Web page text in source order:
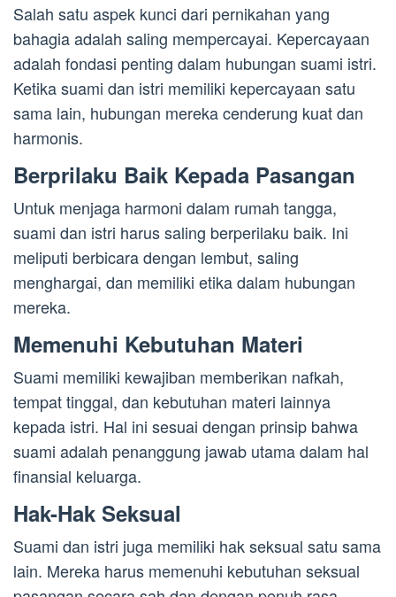
Salah satu aspek kunci dari pernikahan yang
bahagia adalah saling mempercayai. Kepercayaan
adalah fondasi penting dalam hubungan suami istri.
Ketika suami dan istri memiliki kepercayaan satu
sama lain, hubungan mereka cenderung kuat dan
harmonis.
Berprilaku Baik Kepada Pasangan
Untuk menjaga harmoni dalam rumah tangga,
suami dan istri harus saling berperilaku baik. Ini
meliputi berbicara dengan lembut, saling
menghargai, dan memiliki etika dalam hubungan
mereka.
Memenuhi Kebutuhan Materi
Suami memiliki kewajiban memberikan nafkah,
tempat tinggal, dan kebutuhan materi lainnya
kepada istri. Hal ini sesuai dengan prinsip bahwa
suami adalah penanggung jawab utama dalam hal
finansial keluarga.
Hak-Hak Seksual
Suami dan istri juga memiliki hak seksual satu sama
lain. Mereka harus memenuhi kebutuhan seksual